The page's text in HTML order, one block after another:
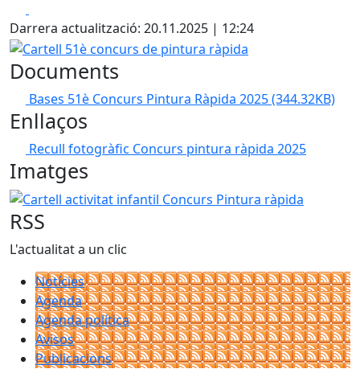
Darrera actualització: 20.11.2025 | 12:24
Cartell 51è concurs de pintura ràpida
Documents
Bases 51è Concurs Pintura Ràpida 2025(344.32KB)
Enllaços
Recull fotogràfic Concurs pintura ràpida 2025
Imatges
Cartell activitat infantil Concurs Pintura ràpida
RSS
L'actualitat a un clic
Notícies
Agenda
Agenda política
Avisos
Publicacions